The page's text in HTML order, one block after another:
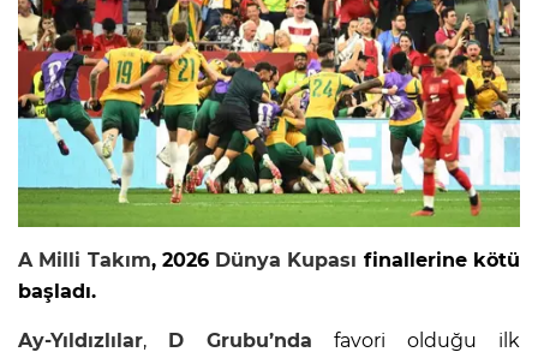
A Milli Takım, 2026 Dünya Kupası finallerine kötü
başladı.
Ay-Yıldızlılar, D Grubu’nda favori olduğu ilk